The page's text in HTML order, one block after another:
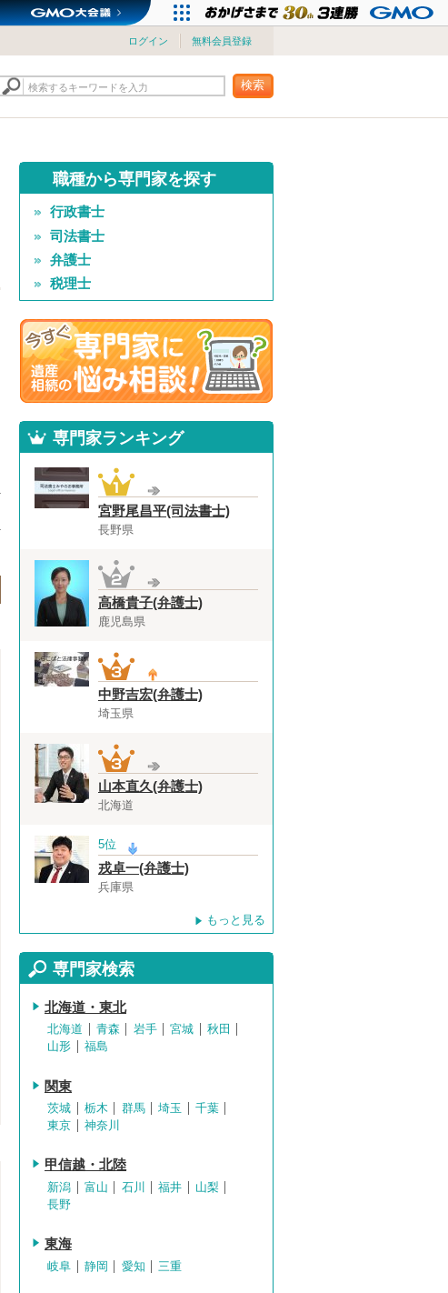
ログイン 無料会員登録
検索するキーワードを入力 検索
職種から専門家を探す
行政書士
司法書士
弁護士
税理士
専門家ランキング
宮野尾昌平(司法書士)
長野県
高橋貴子(弁護士)
鹿児島県
中野吉宏(弁護士)
埼玉県
山本直久(弁護士)
北海道
5位
戎卓一(弁護士)
兵庫県
もっと見る
専門家検索
北海道・東北
北海道 青森 岩手 宮城
秋田
山形
福島
関東
茨城 栃木 群馬 埼玉
千葉
東京
神奈川
甲信越・北陸
新潟 富山 石川 福井
山梨
長野
東海
岐阜 静岡 愛知 三重